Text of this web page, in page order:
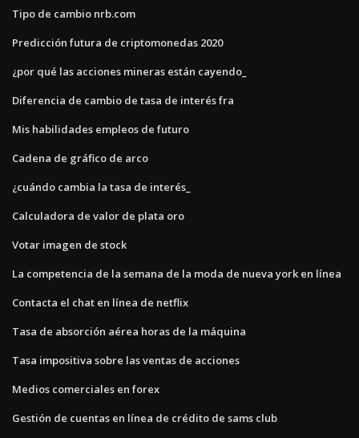
Tipo de cambio nrb.com
Predicción futura de criptomonedas 2020
¿por qué las acciones mineras están cayendo_
Diferencia de cambio de tasa de interés fra
Mis habilidades empleos de futuro
Cadena de gráfico de arco
¿cuándo cambia la tasa de interés_
Calculadora de valor de plata oro
Votar imagen de stock
La competencia de la semana de la moda de nueva york en línea
Contacta el chat en línea de netflix
Tasa de absorción aérea horas de la máquina
Tasa impositiva sobre las ventas de acciones
Medios comerciales en forex
Gestión de cuentas en línea de crédito de sams club